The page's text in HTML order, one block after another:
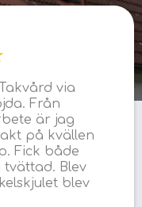
via
Från
är jag
på kvällen
Fick både
Blev
blev